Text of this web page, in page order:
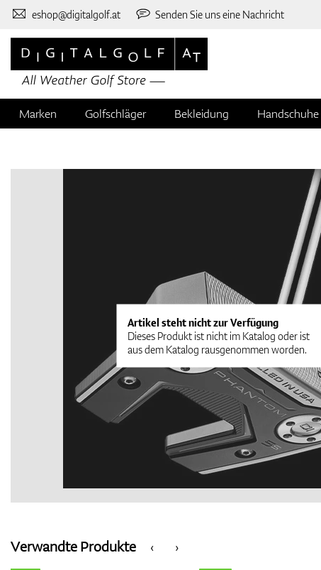
eshop@digitalgolf.at Senden Sie uns eine Nachricht
Marken Golfschläger Bekleidung Handschuhe
Artikel steht nicht zur Verfügung
Dieses Produkt ist nicht im Katalog oder ist
aus dem Katalog rausgenommen worden.
‹
Verwandte Produkte ›